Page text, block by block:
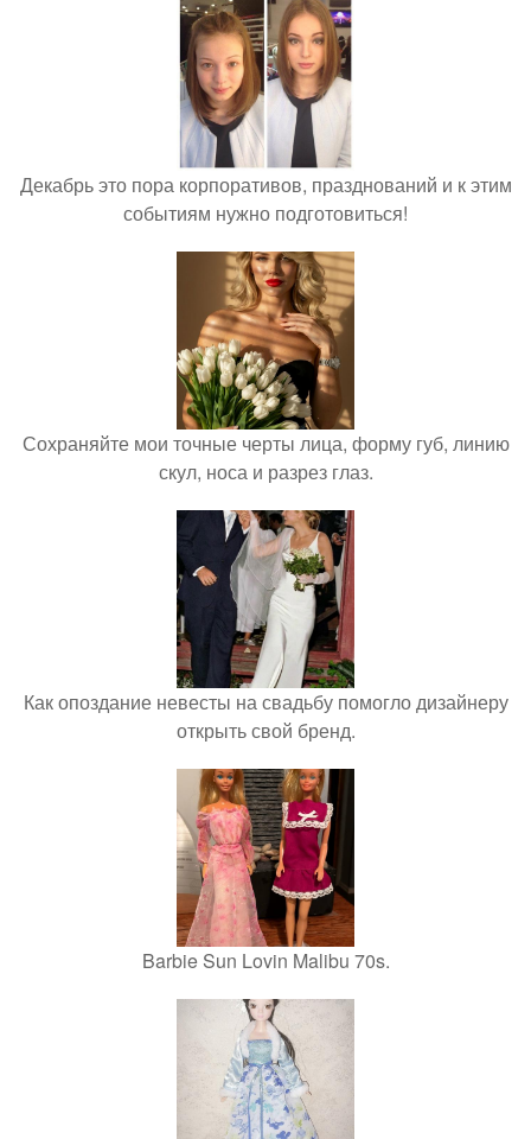
Декабрь это пора корпоративов, празднований и к этим
событиям нужно подготовиться!
Сохраняйте мои точные черты лица, форму губ, линию
скул, носа и разрез глаз.
Как опоздание невесты на свадьбу помогло дизайнеру
открыть свой бренд.
Barbie Sun Lovin Malibu 70s.